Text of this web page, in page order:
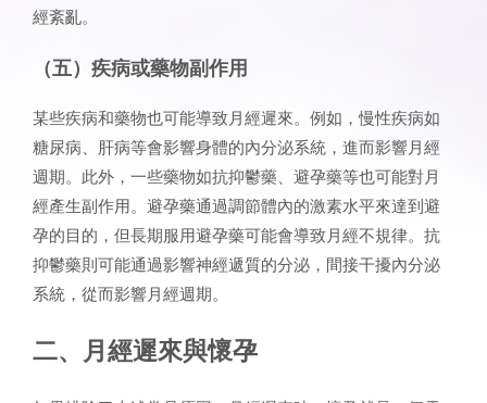
經紊亂。
（五）疾病或藥物副作用
某些疾病和藥物也可能導致月經遲來。例如，慢性疾病如
糖尿病、肝病等會影響身體的內分泌系統，進而影響月經
週期。此外，一些藥物如抗抑鬱藥、避孕藥等也可能對月
經產生副作用。避孕藥通過調節體內的激素水平來達到避
孕的目的，但長期服用避孕藥可能會導致月經不規律。抗
抑鬱藥則可能通過影響神經遞質的分泌，間接干擾內分泌
系統，從而影響月經週期。
二、月經遲來與懷孕